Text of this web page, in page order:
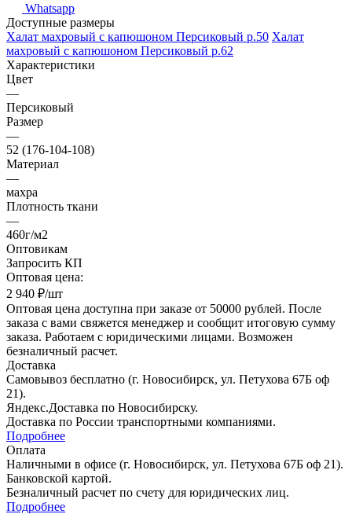
Whatsapp
Доступные размеры
Халат махровый с капюшоном Персиковый р.50 Халат
махровый с капюшоном Персиковый р.62
Характеристики
Цвет
—
Персиковый
Размер
—
52 (176-104-108)
Материал
—
махра
Плотность ткани
—
460г/м2
Оптовикам
Запросить КП
Оптовая цена:
2 940 ₽/шт
Оптовая цена доступна при заказе от 50000 рублей. После
заказа с вами свяжется менеджер и сообщит итоговую сумму
заказа. Работаем с юридическими лицами. Возможен
безналичный расчет.
Доставка
Самовывоз бесплатно (г. Новосибирск, ул. Петухова 67Б оф
21).
Яндекс.Доставка по Новосибирску.
Доставка по России транспортными компаниями.
Подробнее
Оплата
Наличными в офисе (г. Новосибирск, ул. Петухова 67Б оф 21).
Банковской картой.
Безналичный расчет по счету для юридических лиц.
Подробнее